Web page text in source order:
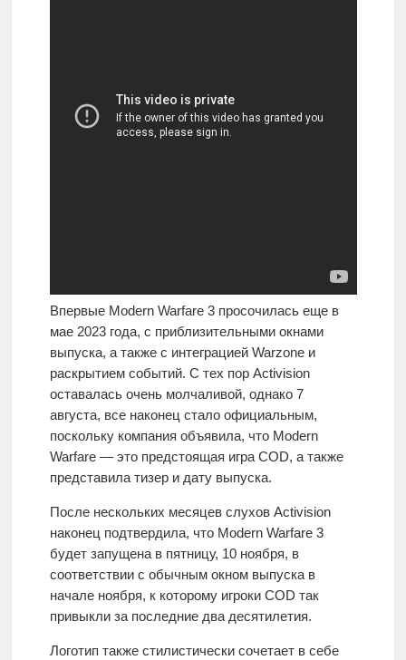
Впервые Modern Warfare 3 просочилась еще в
мае 2023 года, с приблизительными окнами
выпуска, а также с интеграцией Warzone и
раскрытием событий. С тех пор Activision
оставалась очень молчаливой, однако 7
августа, все наконец стало официальным,
поскольку компания объявила, что Modern
Warfare — это предстоящая игра COD, а также
представила тизер и дату выпуска.
После нескольких месяцев слухов Activision
наконец подтвердила, что Modern Warfare 3
будет запущена в пятницу, 10 ноября, в
соответствии с обычным окном выпуска в
начале ноября, к которому игроки COD так
привыкли за последние два десятилетия.
Логотип также стилистически сочетает в себе